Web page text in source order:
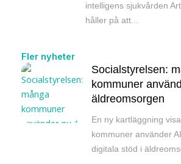
intelligens sjukvården
håller på att...
Fler nyheter
Socialstyrelsen:
kommuner
äldreomsorgen
En ny kartläggning
kommuner använder
digitala stöd i